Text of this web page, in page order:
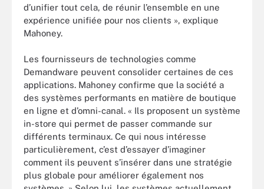
d’unifier tout cela, de réunir l’ensemble en une
expérience unifiée pour nos clients », explique
Mahoney.
Les fournisseurs de technologies comme
Demandware peuvent consolider certaines de ces
applications. Mahoney confirme que la société a
des systèmes performants en matière de boutique
en ligne et d’omni-canal. « Ils proposent un système
in-store qui permet de passer commande sur
différents terminaux. Ce qui nous intéresse
particulièrement, c’est d’essayer d’imaginer
comment ils peuvent s’insérer dans une stratégie
plus globale pour améliorer également nos